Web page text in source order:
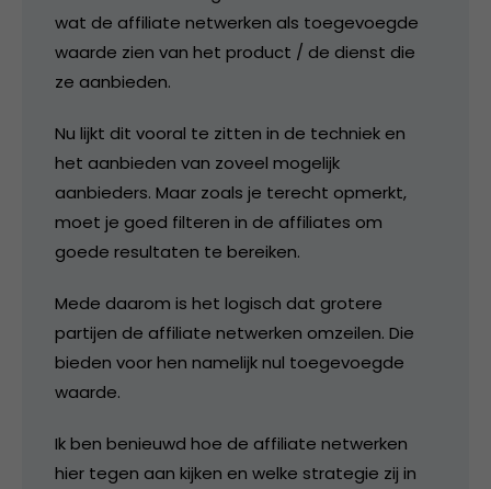
wat de affiliate netwerken als toegevoegde
waarde zien van het product / de dienst die
ze aanbieden.
Nu lijkt dit vooral te zitten in de techniek en
het aanbieden van zoveel mogelijk
aanbieders. Maar zoals je terecht opmerkt,
moet je goed filteren in de affiliates om
goede resultaten te bereiken.
Mede daarom is het logisch dat grotere
partijen de affiliate netwerken omzeilen. Die
bieden voor hen namelijk nul toegevoegde
waarde.
Ik ben benieuwd hoe de affiliate netwerken
hier tegen aan kijken en welke strategie zij in